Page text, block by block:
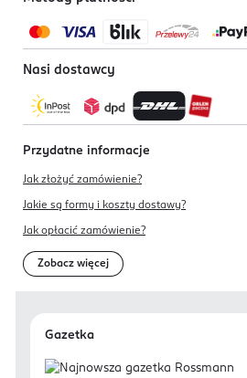
Nasi dostawcy
Przydatne informacje
Jak złożyć zamówienie?
Jakie są formy i koszty dostawy?
Jak opłacić zamówienie?
Zobacz więcej
Gazetka